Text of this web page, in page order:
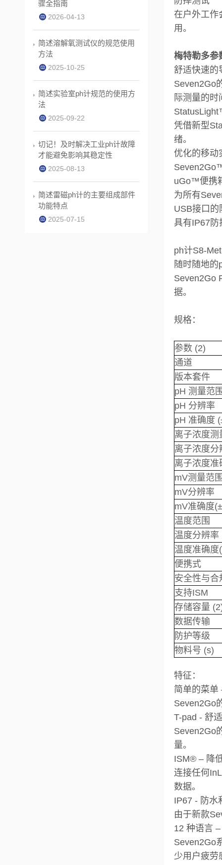
在户外工作
用。
梅特勒多参
舒适快速的
Seven2Go
际测量的时
凭借新型
绪。
优化的移动
uGo™便携
为所有
USB接口的
具有IP67
ph计S8-
随时随地
Seven2Go
据。
规格：
参数 (2)
通道
版本套件
pH 测量范
pH 分辨率
pH 准确度
离子浓度测
离子浓度分
离子浓度准
mV测量范
mV分辨率
mV准确度
温度范围
温度分辨率
温度准确度
便携式
安全性与合
支持ISM
存储容量
数据传输
防护等级
物料号 (s)
特征：
简单的菜单
Seven2Go
T-pad - 舒
Seven2Go
量。
ISM® – 降
连接任何
数据。
IP67 - 防水
由于新款
12 种语言
Seven2Go
少用户疲劳
骤全指南
2026-04-13
简述溶解氧测试仪的规范使用
方法
2025-10-25
简述实验室ph计规范的使用方
法
2025-09-22
切记！及时解决工业ph计故障
才能避免影响其稳定性
2025-08-13
简述雷磁ph计的主要组成部件
功能特点
2025-07-15